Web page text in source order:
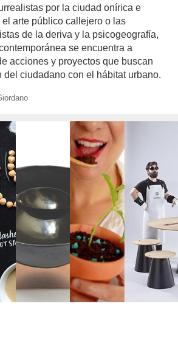
por la ciudad onírica e
arte público callejero o las
de la deriva y la psicogeografía,
se encuentra a
acciones y proyectos que buscan
del ciudadano con el hábitat urbano.
author/chiara-